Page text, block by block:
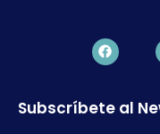
Subscríbete al